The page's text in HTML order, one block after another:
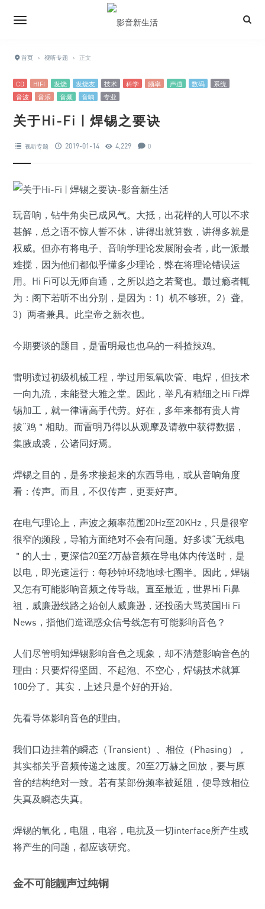
首页 › 视听专题 › 正文
CD HIFI 发烧 发烧友 技术 科学 频率 声道 数码
系统
音波
音乐 音频 音响 专业
关于Hi-Fi | 焊锡之要诀
视听专题 2019-01-14 4,229 0
玩音响，钻牛角尖已成风气。大抵，出花样的人可以不求
甚解，总之语不惊人誓不休，讲得出就算数，讲得多就是
权威。但亦有将电子、音响学理论发展附会者，此一派最
难搅，因为他们都似乎懂多少理论，弊在将理论错误运
用。Hi Fi可以无师自通，之所以趋之若鹜也。最过瘾者輒
为：阁下若听不出分别，是因为：1）机不够班。2）聋。
3）两者兼具。此皇帝之新衣也。
今期要谈的题目，是雷明最也也乌的一科揸辣鸡。
雷明读过初级机械工程，学过用氢氧吹管、电焊，但技术
一向九流，未能登大雅之堂。因此，举凡有精细之Hi Fi焊
锡加工，就一律请高手代劳。好在，多年来都有贵人肯
拔“鸡＂相助。而雷明乃得以从观摩及请教中获得数据，
集腋成裘，公诸同好焉。
焊锡之目的，是务求接起来的东西导电，或从音响角度
看：传声。而且，不仅传声，更要好声。
在电气理论上，声波之频率范围20Hz至20KHz，只是很窄
很窄的频段，导输方面绝对不会有问题。好多读“无线电
＂的人士，更深信20至2万赫音频在导电体内传送时，是
以电，即光速运行：每秒钟环绕地球七圈半。因此，焊锡
又怎有可能影响音频之传导哉。直至最近，世界Hi Fi鼻
祖，威廉逊线路之始创人威廉逊，还投函大骂英国Hi Fi
News，指他们造谣惑众信号线怎有可能影响音色？
人们尽管明知焊锡影响音色之现象，却不清楚影响音色的
理由：只要焊得坚固、不起泡、不空心，焊锡技术就算
100分了。其实，上述只是个好的开始。
先看导体影响音色的理由。
我们口边挂着的瞬态（Transient）、相位（Phasing），
其实都关乎音频传递之速度。20至2万赫之回放，要与原
音的结构绝对一致。若有某部份频率被延阻，便导致相位
失真及瞬态失真。
焊锡的氧化，电阻，电容，电抗及一切interface所产生或
将产生的问题，都应该研究。
金不可能靓声过纯铜